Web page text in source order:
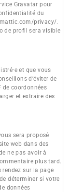
Gravatar pour
du
privacy/.
de profil sera visible
et que vous
d’éviter de
de coordonnées
et extraire des
sera proposé
web dans des
ne pas avoir à
plus tard.
rendez sur la page
déterminer si votre
données